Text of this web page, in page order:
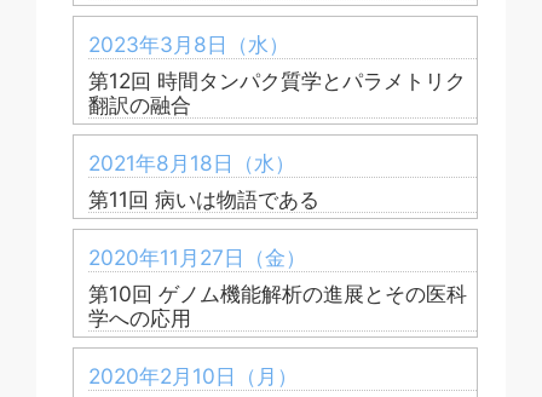
2023年3月8日（水）
第12回 時間タンパク質学とパラメトリク
翻訳の融合
2021年8月18日（水）
第11回 病いは物語である
2020年11月27日（金）
第10回 ゲノム機能解析の進展とその医科
学への応用
2020年2月10日（月）